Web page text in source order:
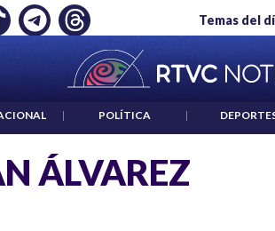
Temas del
EMPLEO: JP MORGAN "HABLAR NO
| POLÍTICA |
ÁLVAREZ